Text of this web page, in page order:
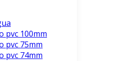
pvc 100mm
pvc 75mm
pvc 74mm